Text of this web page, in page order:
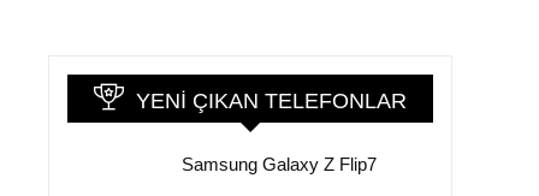
YENI ÇIKAN TELEFONLAR
Samsung Galaxy Z Flip7